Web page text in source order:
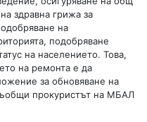
здравна грижа за
на
подобряване
на населението. Това,
на ремонта е да
за обновяване на
прокуристът на МБАЛ